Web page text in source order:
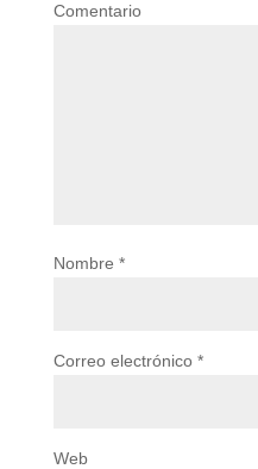
Comentario
Nombre *
Correo electrónico *
Web